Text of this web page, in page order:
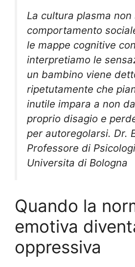
La cultura plasma non
comportamento
le mappe cognitive
interpretiamo le
un bambino viene
ripetutamente che
inutile impara a non
proprio disagio e
per autoregolarsi. Dr.
Professore di
Universita di Bologna
Quando la
emotiva
oppressiva